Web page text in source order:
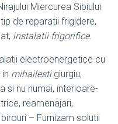
Miercurea Sibiului
de reparatii frigidere,
instalatii frigorifice.
electroenergetice cu
mihailestigiurgiu,
si nu numai, interioare-
reamenajari,
– Furnizam solutii